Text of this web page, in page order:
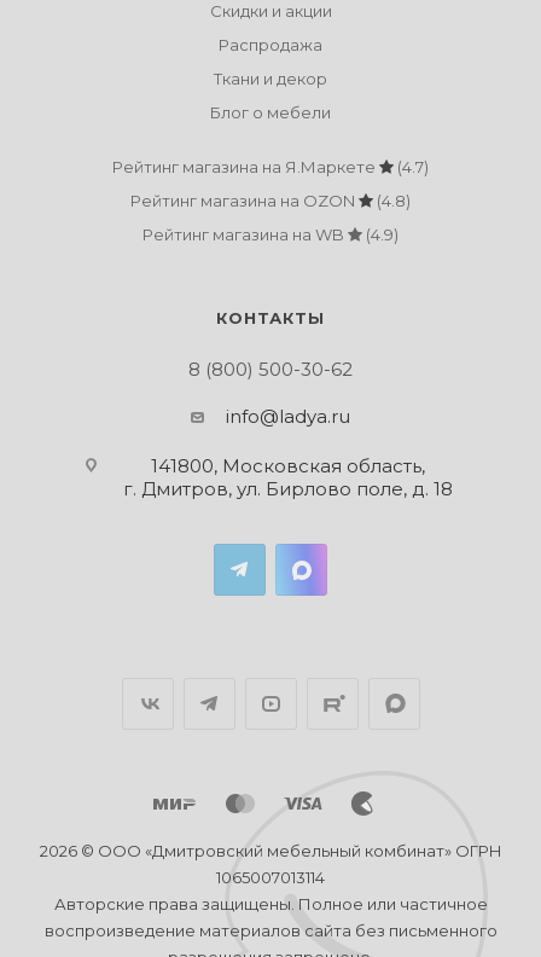
Скидки и акции
Распродажа
Ткани и декор
Блог о мебели
Рейтинг магазина на Я.Маркете
(4.7)
Рейтинг магазина на OZON
(4.8)
Рейтинг магазина на WB
(4.9)
КОНТАКТЫ
8 (800) 500-30-62
info@ladya.ru
141800, Московская область,
г. Дмитров, ул. Бирлово поле, д. 18
2026 © ООО «Дмитровский мебельный комбинат» ОГРН
1065007013114
Авторские права защищены. Полное или частичное
воспроизведение материалов сайта без письменного